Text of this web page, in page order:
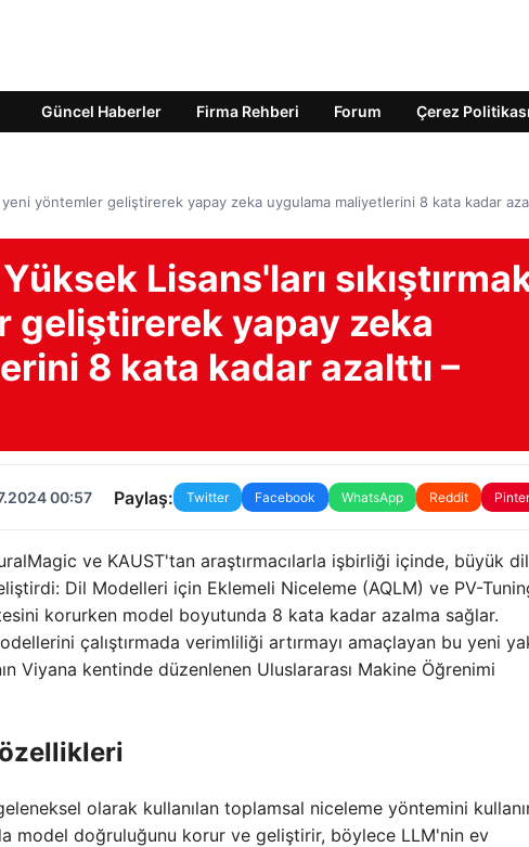
Güncel Haberler Firma Rehberi Forum Çerez Politikası
yeni yöntemler geliştirerek yapay zeka uygulama maliyetlerini 8 kata kadar
Lisans'ları
geliştirerek yapay zeka
8 kata kadar azalttı –
00:57 Paylaş: Twitter Facebook WhatsApp Reddit
ve KAUST'tan araştırmacılarla işbirliği içinde, büyük dil
Dil Modelleri için Eklemeli Niceleme (AQLM) ve PV-
korurken model boyutunda 8 kata kadar azalma sağlar.
çalıştırmada verimliliği artırmayı amaçlayan bu yeni
Viyana kentinde düzenlenen Uluslararası Makine Öğrenimi
olarak kullanılan toplamsal niceleme yöntemini
model doğruluğunu korur ve geliştirir, böylece LLM'nin ev